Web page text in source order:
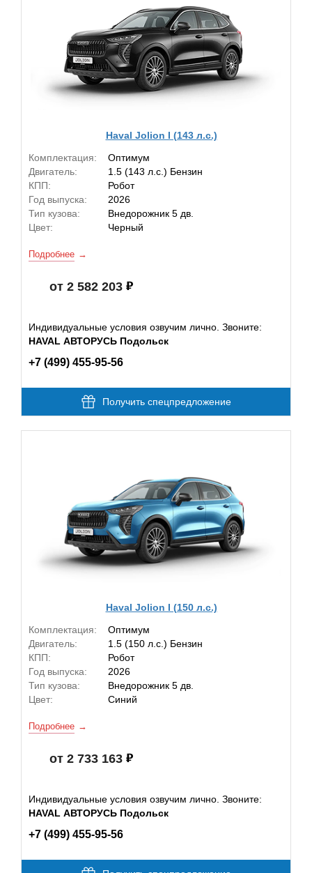
Haval Jolion I (143 л.с.)
Комплектация:
Оптимум
Двигатель:
1.5 (143 л.с.) Бензин
КПП:
Робот
Год выпуска:
2026
Тип кузова:
Внедорожник 5 дв.
Цвет:
Черный
Подробнее
от 2 582 203
Индивидуальные условия озвучим лично. Звоните:
HAVAL АВТОРУСЬ Подольск
+7 (499) 455-95-56
Получить спецпредложение
Haval Jolion I (150 л.с.)
Комплектация:
Оптимум
Двигатель:
1.5 (150 л.с.) Бензин
КПП:
Робот
Год выпуска:
2026
Тип кузова:
Внедорожник 5 дв.
Цвет:
Синий
Подробнее
от 2 733 163
Индивидуальные условия озвучим лично. Звоните:
HAVAL АВТОРУСЬ Подольск
+7 (499) 455-95-56